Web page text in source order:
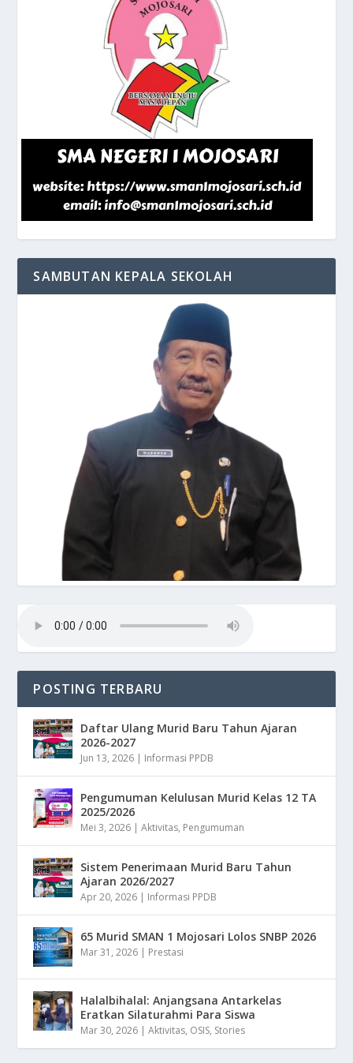
SAMBUTAN KEPALA SEKOLAH
POSTING TERBARU
Daftar Ulang Murid Baru Tahun Ajaran
2026-2027
Jun 13, 2026 | Informasi PPDB
Pengumuman Kelulusan Murid Kelas 12 TA
2025/2026
Mei 3, 2026 |Aktivitas, Pengumuman
Sistem Penerimaan Murid Baru Tahun
Ajaran 2026/2027
Apr 20, 2026 | Informasi PPDB
65 Murid SMAN 1 Mojosari Lolos SNBP 2026
Mar 31, 2026 | Prestasi
Halalbihalal: Anjangsana Antarkelas
Eratkan Silaturahmi Para Siswa
Mar 30, 2026 |Aktivitas, OSIS, Stories